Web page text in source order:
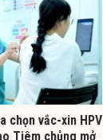
chọn vắc-xin HPV
Tiêm chủng mở